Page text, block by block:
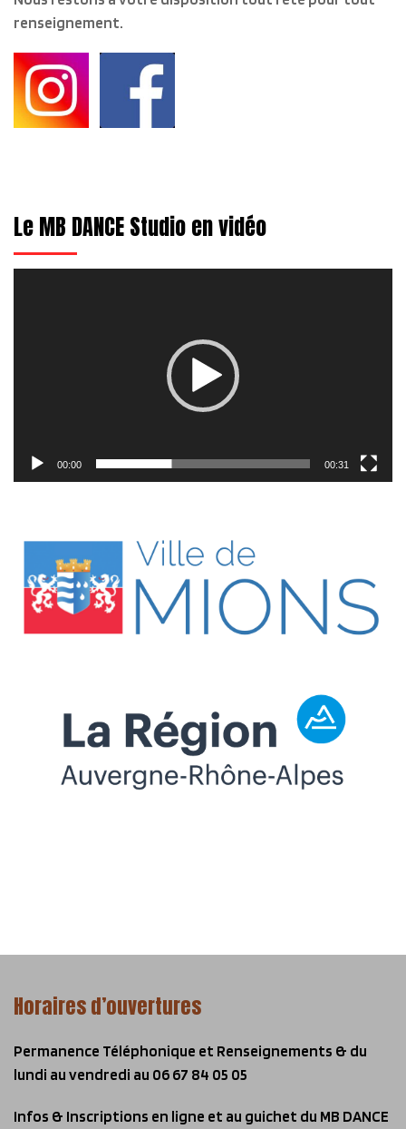
renseignement.
Le MB DANCE Studio en vidéo
00:00 00:31
Horaires d’ouvertures
Permanence Téléphonique et Renseignements & du
lundi au vendredi au 06 67 84 05 05
Infos & Inscriptions en ligne et au guichet du MB DANCE